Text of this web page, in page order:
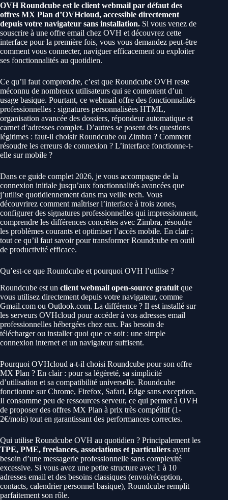
OVH Roundcube est le client webmail par défaut des
offres MX Plan d’OVHcloud, accessible directement
depuis votre navigateur sans installation. Si vous venez de
souscrire à une offre email chez OVH et découvrez cette
interface pour la première fois, vous vous demandez peut-être
comment vous connecter, naviguer efficacement ou exploiter
ses fonctionnalités au quotidien.
Ce qu’il faut comprendre, c’est que Roundcube OVH reste
méconnu de nombreux utilisateurs qui se contentent d’un
usage basique. Pourtant, ce webmail offre des fonctionnalités
professionnelles : signatures personnalisées HTML,
organisation avancée des dossiers, répondeur automatique et
carnet d’adresses complet. D’autres se posent des questions
légitimes : faut-il choisir Roundcube ou Zimbra ? Comment
résoudre les erreurs de connexion ? L’interface fonctionne-t-
elle sur mobile ?
Dans ce guide complet 2026, je vous accompagne de la
connexion initiale jusqu’aux fonctionnalités avancées que
j’utilise quotidiennement dans ma veille tech. Vous
découvrirez comment maîtriser l’interface à trois zones,
configurer des signatures professionnelles qui impressionnent,
comprendre les différences concrètes avec Zimbra, résoudre
les problèmes courants et optimiser l’accès mobile. En clair :
tout ce qu’il faut savoir pour transformer Roundcube en outil
de productivité efficace.
Qu’est-ce que Roundcube et pourquoi OVH l’utilise ?
Roundcube est un client webmail open-source gratuit que
vous utilisez directement depuis votre navigateur, comme
Gmail.com ou Outlook.com. La différence ? Il est installé sur
les serveurs OVHcloud pour accéder à vos adresses email
professionnelles hébergées chez eux. Pas besoin de
télécharger ou installer quoi que ce soit : une simple
connexion internet et un navigateur suffisent.
Pourquoi OVHcloud a-t-il choisi Roundcube pour son offre
MX Plan ? En clair : pour sa légèreté, sa simplicité
d’utilisation et sa compatibilité universelle. Roundcube
fonctionne sur Chrome, Firefox, Safari, Edge sans exception.
Il consomme peu de ressources serveur, ce qui permet à OVH
de proposer des offres MX Plan à prix très compétitif (1-
2€/mois) tout en garantissant des performances correctes.
Qui utilise Roundcube OVH au quotidien ? Principalement les
TPE, PME, freelances, associations et particuliers ayant
besoin d’une messagerie professionnelle sans complexité
excessive. Si vous avez une petite structure avec 1 à 10
adresses email et des besoins classiques (envoi/réception,
contacts, calendrier personnel basique), Roundcube remplit
parfaitement son rôle.